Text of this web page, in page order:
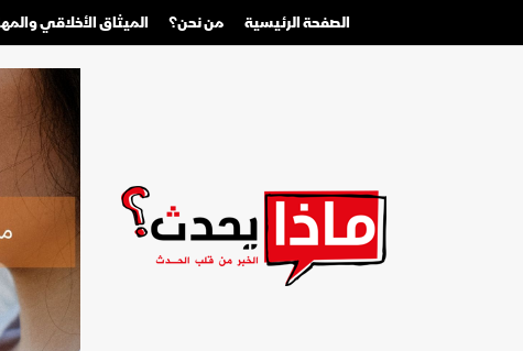
الصفحة الرئيسية من نحن؟ الميثاق الأخلاقي